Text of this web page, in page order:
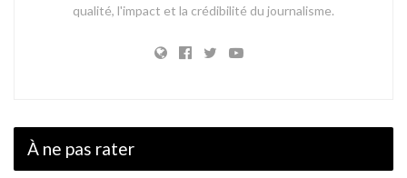
qualité, l'impact et la crédibilité du journalisme.
À ne pas rater